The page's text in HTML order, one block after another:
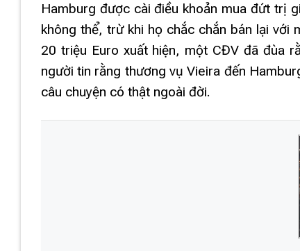
Hamburg được cài điều khoản mua đứt trị
không thể, trừ khi họ chắc chắn bán lại với
20 triệu Euro xuất hiện, một CĐV đã đùa
người tin rằng thương vụ Vieira đến
câu chuyện có thật ngoài đời.